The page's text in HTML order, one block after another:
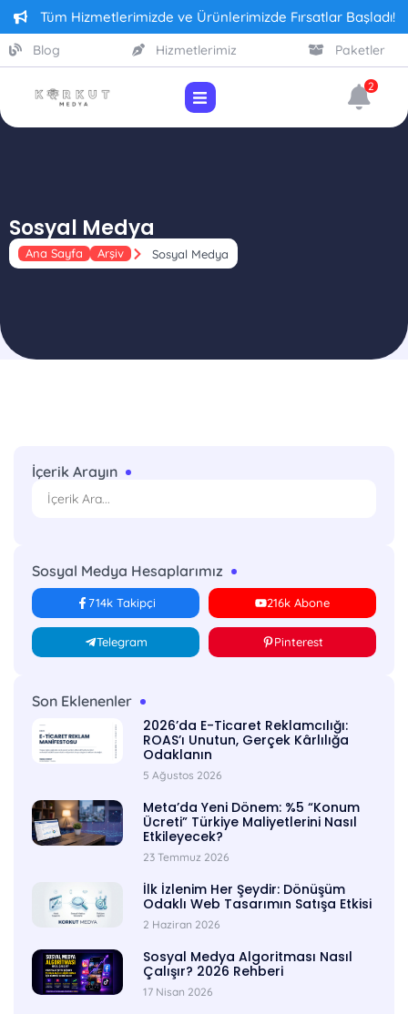
Tüm Hizmetlerimizde ve Ürünlerimizde Fırsatlar Başladı!
Blog Hizmetlerimiz Paketler
2
Sosyal Medya
Ana Sayfa Arşiv Sosyal Medya
İçerik Arayın
Sosyal Medya Hesaplarımız
714k Takipçi 216k Abone
Telegram Pinterest
Son Eklenenler
2026’da E-Ticaret Reklamcılığı:
ROAS’ı Unutun, Gerçek Kârlılığa
Odaklanın
5 Ağustos 2026
Meta’da Yeni Dönem: %5 “Konum
Ücreti” Türkiye Maliyetlerini Nasıl
Etkileyecek?
23 Temmuz 2026
İlk İzlenim Her Şeydir: Dönüşüm
Odaklı Web Tasarımın Satışa Etkisi
2 Haziran 2026
Sosyal Medya Algoritması Nasıl
Çalışır? 2026 Rehberi
17 Nisan 2026